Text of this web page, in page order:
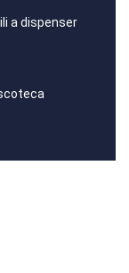
a dispenser